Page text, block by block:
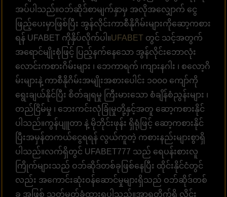
အပ်ပါသည်။ဝဘ်ဆိုဒ်စာမျက်နှာမှ အလိုအလျှောက် ငွေ
ဖြည့်ပေးမှာဖြစ်ပြီး အွန်လိုင်းကာစီနိုဂိမ်းများကိုဆော့ကစား
ရန် UFABET ကိုနှိပ်လိုက်ပါ။UFABET တွင် သင့်အတွက်
အရောင်မျိုးစုံဖြင့် ပြည့်နက်နေသော အွန်လိုင်းဘောလုံး
လောင်းကစားဂိမ်းများ ၊ ဘေကာရက် ၊ကျားနဂါး ၊ စလော့ဂိ
မ်းများနဲ့ ကာစီနိုဂိမ်းအမျိုးအစားပေါင်း ၁၀၀၀ ကျော်ကို
ရွေးချယ်နိုင်ပြီး စိတ်ချရမှု ကြီးမားသော စံချိန်စံညွန်းများ ၊
တည်ငြိမ်မှု ၊ ဘေးကင်းလုံခြုံမှုတို့နှင့်အတူ ဆော့ကစားနိုင်
ပါသည်။ကွန်ပျူတာ နဲ့ မိုဘိုင်းဖုန်း ရှိရုံဖြင့် ဆော့ကစားနိုင်
ပြီးအမှန်တကယ်ငွေရရန် လွယ်ကူတဲ့ ကစားနည်းများစွာရှိ
ပါသည်။လက်ရှိတွင် UFABET777 သည် ရေပန်းစားလူ
ကြိုက်များသည် ဝဘ်ဆိုဒ်တစ်ခုဖြစ်နေပြီး ထိုင်းနိုင်ငံတွင်
လည်း အကောင်းဆုံးဝန်ဆောင်မှုများရှိသည် ဝဘ်ဆိုဒ်တစ်
ခု အဖြစ် သတ်မှတ်ခံထားရပါသည်။အာရှတိုက်ရှိ လိုင်း